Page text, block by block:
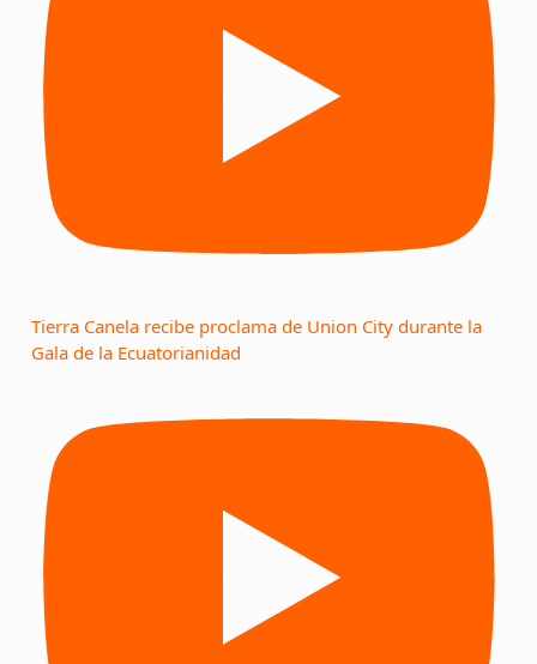
Tierra Canela recibe proclama de Union City durante la
Gala de la Ecuatorianidad